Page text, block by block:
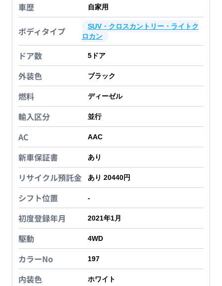
車歴 自家用
ボディタイプ
SUV・クロスカントリー・ライトク
ロカン
ドア数 5 ドア
外装色 ブラック
燃料 ディーゼル
輸入区分 並行
AC AAC
新車保証書 あり
リサイクル預託金 あり 20440円
シフト位置 -
初度登録年月 2021年1月
駆動 4WD
カラーNo 197
内装色 ホワイト